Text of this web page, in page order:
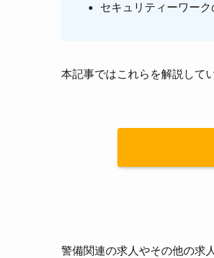
セキュリティーワーク
本記事ではこれらを解説して
警備関連の求人やその他の求